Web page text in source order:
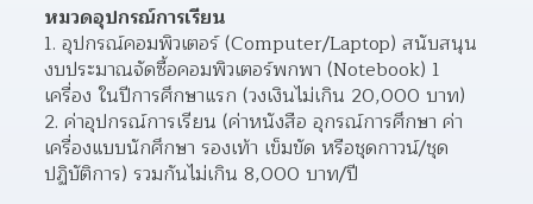
หมวดอุปกรณ์การเรียน
อุปกรณ์คอมพิวเตอร์ (Computer/Laptop) สนับสนุน
งบประมาณจัดซื้อคอมพิวเตอร์พกพา (Notebook) 1
เครื่อง ในปีการศึกษาแรก (วงเงินไม่เกิน 20,000 บาท)
ค่าอุปกรณ์การเรียน (ค่าหนังสือ อุกรณ์การศึกษา ค่า
เครื่องแบบนักศึกษา รองเท้า เข็มขัด หรือชุดกาวน์/ชุด
ปฏิบัติการ) รวมกันไม่เกิน 8,000 บาท/ปี